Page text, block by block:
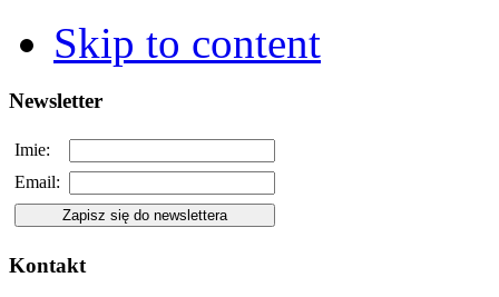
Skip to content
Newsletter
Imie:
Email:
Kontakt